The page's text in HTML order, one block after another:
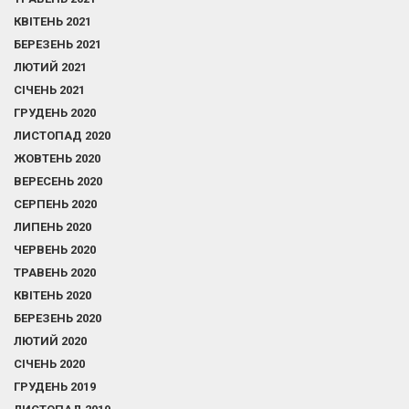
КВІТЕНЬ 2021
БЕРЕЗЕНЬ 2021
ЛЮТИЙ 2021
СІЧЕНЬ 2021
ГРУДЕНЬ 2020
ЛИСТОПАД 2020
ЖОВТЕНЬ 2020
ВЕРЕСЕНЬ 2020
СЕРПЕНЬ 2020
ЛИПЕНЬ 2020
ЧЕРВЕНЬ 2020
ТРАВЕНЬ 2020
КВІТЕНЬ 2020
БЕРЕЗЕНЬ 2020
ЛЮТИЙ 2020
СІЧЕНЬ 2020
ГРУДЕНЬ 2019